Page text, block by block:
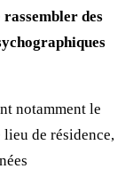
rassembler des
notamment le
de résidence,